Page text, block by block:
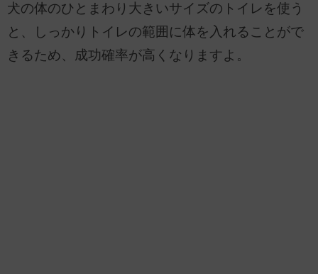
犬の体のひとまわり大きいサイズのトイレを使う
と、しっかりトイレの範囲に体を入れることがで
きるため、成功確率が高くなりますよ。